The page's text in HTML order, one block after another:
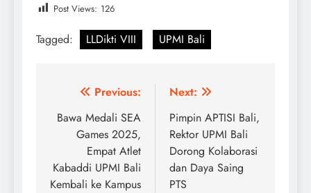
Post Views: 126
Tagged: LLDikti VIII UPMI Bali
Post
navigation
Previous:
Bawa Medali SEA
Games 2025,
Empat Atlet
Kabaddi UPMI Bali
Kembali ke Kampus
Next:
Pimpin APTISI Bali,
Rektor UPMI Bali
Dorong Kolaborasi
dan Daya Saing
PTS